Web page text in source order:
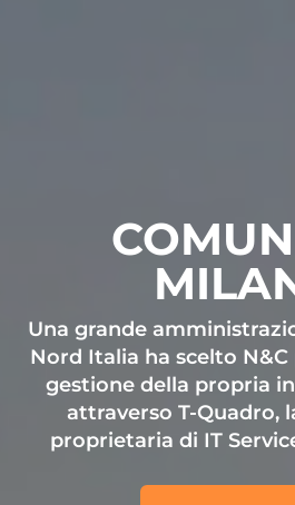
Una grande
Nord Italia ha scelto
gestione della propria
attraverso T-Quadro,
proprietaria di IT